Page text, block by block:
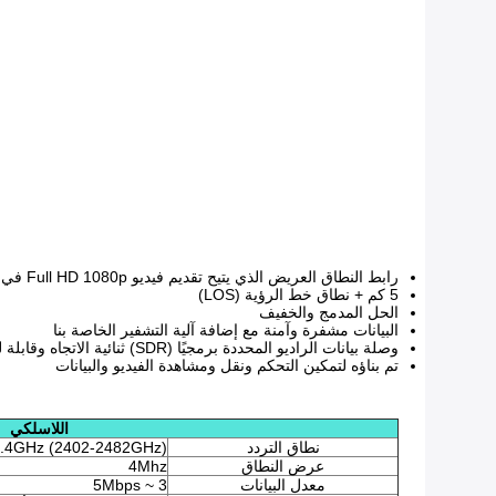
رابط النطاق العريض الذي يتيح تقديم فيديو Full HD 1080p في الوقت الحقيقي
5 كم + نطاق خط الرؤية (LOS)
الحل المدمج والخفيف
البيانات مشفرة وآمنة مع إضافة آلية التشفير الخاصة بنا
وصلة بيانات الراديو المحددة برمجيًا (SDR) ثنائية الاتجاه وقابلة للتكوين
تم بناؤه لتمكين التحكم ونقل ومشاهدة الفيديو والبيانات
اللاسلكي
نطاق التردد
(2402-2482GHz)
عرض النطاق
4Mhz
معدل البيانات
3 ~ 5Mbps